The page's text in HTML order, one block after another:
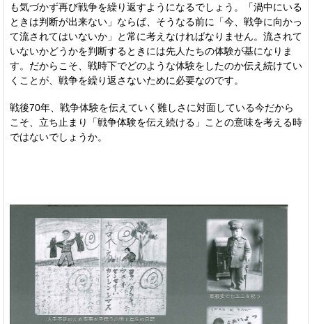
も気づかず再び戦争を繰り返すようになるでしょう。「渦中にいる
ときは判断が出来ない」ならば、そうなる前に「今、戦争に向かっ
て流されてはいないか」と常に考えなければなりません。流されて
いないかどうかを判断するときには先人たちの体験が基になりま
す。だからこそ、戦時下でどのような体験をしたのか伝え続けてい
くことが、戦争を繰り返さないために必要なのです。
戦後70年、戦争体験を伝えていく難しさに対面している今だから
こそ、立ち止まり「戦争体験を伝え続ける」ことの意味を考える時
ではないでしょうか。